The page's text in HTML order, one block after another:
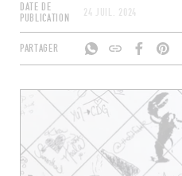
DATE DE
PUBLICATION
24 JUIL. 2024
PARTAGER